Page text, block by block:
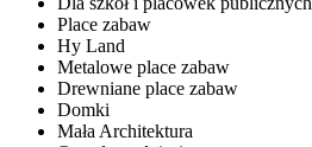
Place zabaw
Hy Land
Metalowe place zabaw
Drewniane place zabaw
Domki
Mała Architektura